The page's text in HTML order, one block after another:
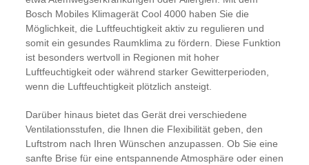
Bosch Mobiles Klimagerät Cool 4000 haben Sie die
Möglichkeit, die Luftfeuchtigkeit aktiv zu regulieren und
somit ein gesundes Raumklima zu fördern. Diese Funktion
ist besonders wertvoll in Regionen mit hoher
Luftfeuchtigkeit oder während starker Gewitterperioden,
wenn die Luftfeuchtigkeit plötzlich ansteigt.
Darüber hinaus bietet das Gerät drei verschiedene
Ventilationsstufen, die Ihnen die Flexibilität geben, den
Luftstrom nach Ihren Wünschen anzupassen. Ob Sie eine
sanfte Brise für eine entspannende Atmosphäre oder einen